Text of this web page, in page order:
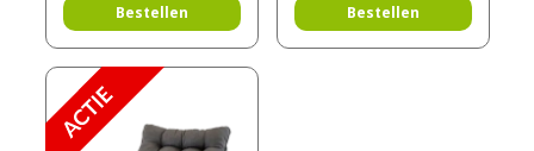
Bestellen Bestellen